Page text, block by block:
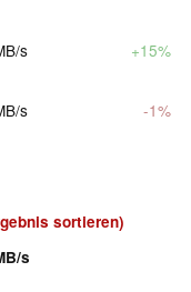
s +15%
s -1%
sortieren)
s